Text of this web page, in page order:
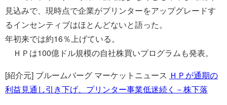
見込みで、現時点で企業がプリンターをアップグレードす
るインセンティブはほとんどないと語った。
年初来では約16％上げている。
ＨＰは100億ドル規模の自社株買いプログラムも発表。
[紹介元] ブルームバーグ マーケットニュース ＨＰが通期の
利益見通し引き下げ、プリンター事業低迷続く－株下落